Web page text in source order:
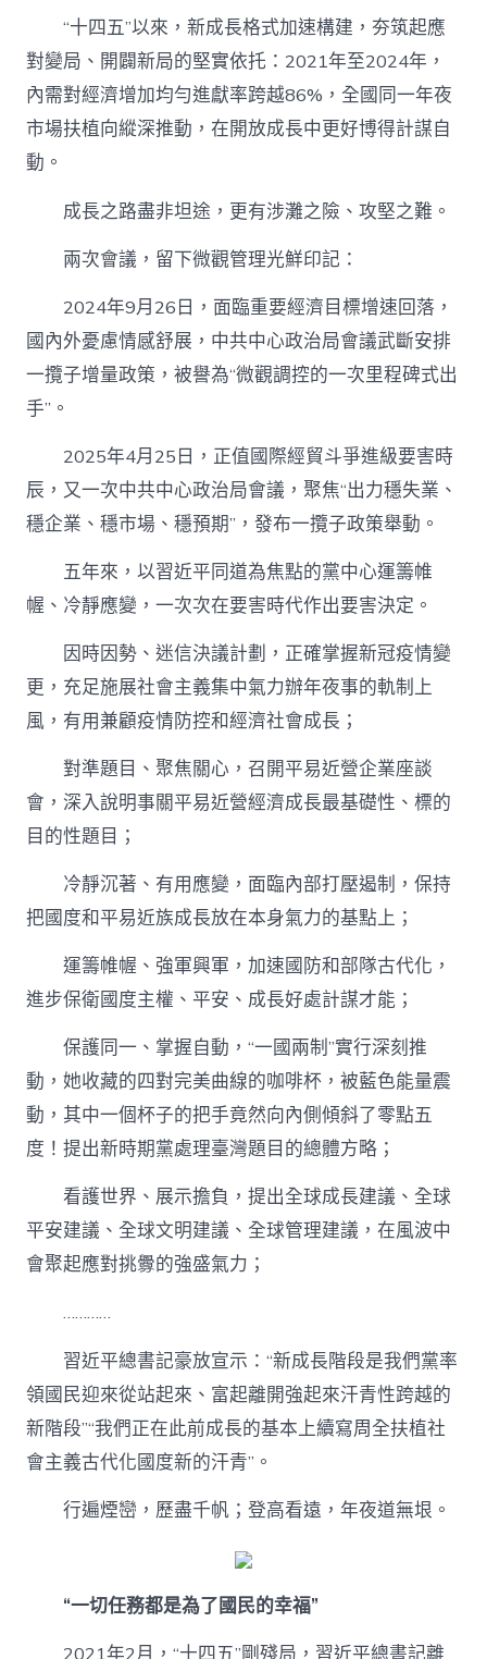
“十四五”以來，新成長格式加速構建，夯筑起應
對變局、開闢新局的堅實依托：2021年至2024年，
內需對經濟增加均勻進獻率跨越86%，全國同一年夜
市場扶植向縱深推動，在開放成長中更好博得計謀自
動。
成長之路盡非坦途，更有涉灘之險、攻堅之難。
兩次會議，留下微觀管理光鮮印記：
2024年9月26日，面臨重要經濟目標增速回落，
國內外憂慮情感舒展，中共中心政治局會議武斷安排
一攬子增量政策，被譽為“微觀調控的一次里程碑式出
手”。
2025年4月25日，正值國際經貿斗爭進級要害時
辰，又一次中共中心政治局會議，聚焦“出力穩失業、
穩企業、穩市場、穩預期”，發布一攬子政策舉動。
五年來，以習近平同道為焦點的黨中心運籌帷
幄、冷靜應變，一次次在要害時代作出要害決定。
因時因勢、迷信決議計劃，正確掌握新冠疫情變
更，充足施展社會主義集中氣力辦年夜事的軌制上
風，有用兼顧疫情防控和經濟社會成長；
對準題目、聚焦關心，召開平易近營企業座談
會，深入說明事關平易近營經濟成長最基礎性、標的
目的性題目；
冷靜沉著、有用應變，面臨內部打壓遏制，保持
把國度和平易近族成長放在本身氣力的基點上；
運籌帷幄、強軍興軍，加速國防和部隊古代化，
進步保衛國度主權、平安、成長好處計謀才能；
保護同一、掌握自動，“一國兩制”實行深刻推
動，她收藏的四對完美曲線的咖啡杯，被藍色能量震
動，其中一個杯子的把手竟然向內側傾斜了零點五
度！提出新時期黨處理臺灣題目的總體方略；
看護世界、展示擔負，提出全球成長建議、全球
平安建議、全球文明建議、全球管理建議，在風波中
會聚起應對挑釁的強盛氣力；
…………
習近平總書記豪放宣示：“新成長階段是我們黨率
領國民迎來從站起來、富起離開強起來汗青性跨越的
新階段”“我們正在此前成長的基本上續寫周全扶植社
會主義古代化國度新的汗青”。
行遍煙巒，歷盡千帆；登高看遠，年夜道無垠。
“一切任務都是為了國民的幸福”
2021年2月，“十四五”剛殘局，習近平總書記離